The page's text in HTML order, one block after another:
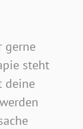
gerne
steht
deine